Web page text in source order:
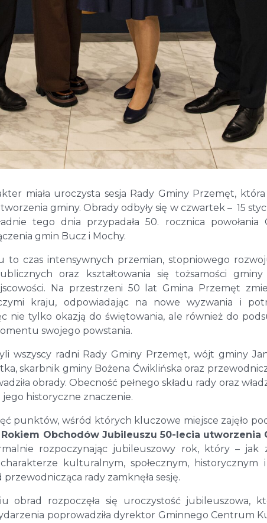
miała uroczysta sesja Rady Gminy Przemęt,
gminy. Obrady odbyły się w czwartek – 15
tego dnia przypadała 50. rocznica powołania
gmin Bucz i Mochy.
to czas intensywnych przemian, stopniowego
oraz kształtowania się tożsamości
Na przestrzeni 50 lat Gmina Przemęt
kraju, odpowiadając na nowe wyzwania i
nie tylko okazją do świętowania, ale również do
swojego powstania.
wszyscy radni Rady Gminy Przemęt, wójt gminy
skarbnik gminy Bożena Ćwiklińska oraz
obrady. Obecność pełnego składu rady oraz
historyczne znaczenie.
punktów, wśród których kluczowe miejsce zajęło
Obchodów Jubileuszu 50-lecia utworzenia
rozpoczynając jubileuszowy rok, który – jak
kulturalnym, społecznym, historycznym
rady zamknęła sesję.
obrad rozpoczęła się uroczystość jubileuszowa,
poprowadziła dyrektor Gminnego Centrum